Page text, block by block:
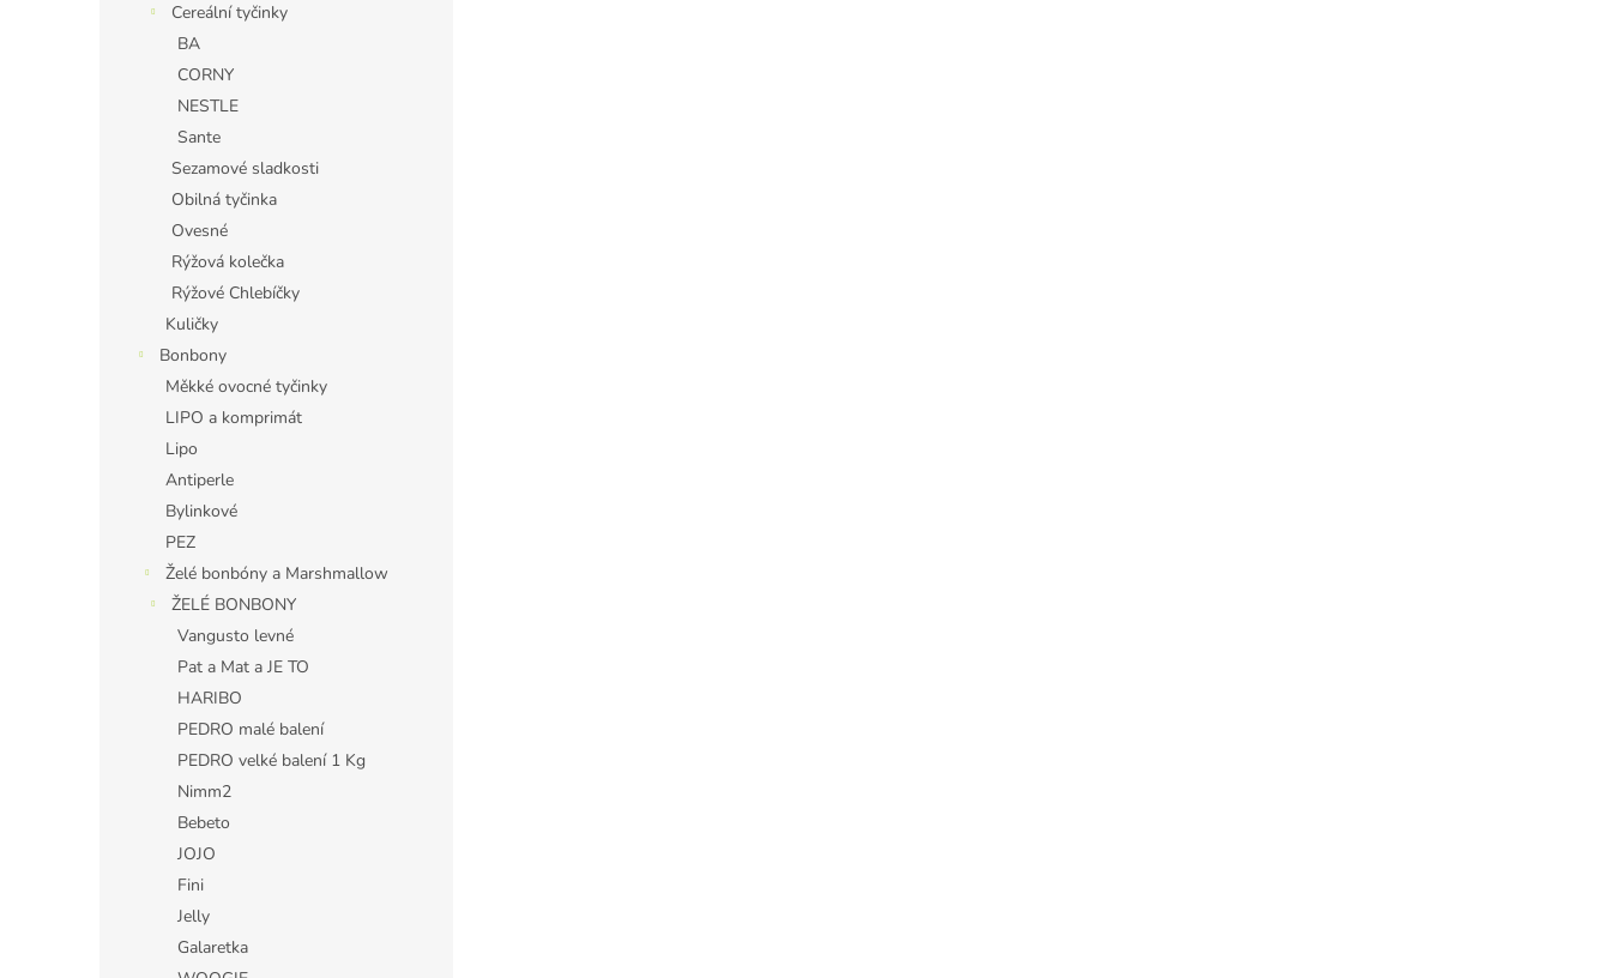
Cereální tyčinky
BA
CORNY
NESTLE
Sante
Sezamové sladkosti
Obilná tyčinka
Ovesné
Rýžová kolečka
Rýžové Chlebíčky
Kuličky
Bonbony
Měkké ovocné tyčinky
LIPO a komprimát
Lipo
Antiperle
Bylinkové
PEZ
Želé bonbóny a Marshmallow
ŽELÉ BONBONY
Vangusto levné
Pat a Mat a JE TO
HARIBO
PEDRO malé balení
PEDRO velké balení 1 Kg
Nimm2
Bebeto
JOJO
Fini
Jelly
Galaretka